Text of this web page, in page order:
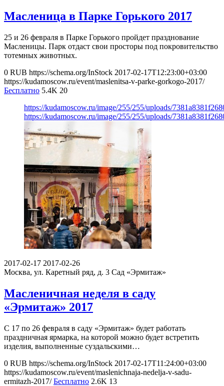
Масленица в Парке Горького 2017
25 и 26 февраля в Парке Горького пройдет празднование
Масленицы. Парк отдаст свои просторы под покровительство
тотемных животных.
0 RUB https://schema.org/InStock 2017-02-17T12:23:00+03:00
https://kudamoscow.ru/event/maslenitsa-v-parke-gorkogo-2017/
Бесплатно 5.4K 20
https://kudamoscow.ru/image/255/255/uploads/
https://kudamoscow.ru/image/255/255/uploads/
2017-02-17 2017-02-26
Москва, ул. Каретный ряд, д. 3 Сад «Эрмитаж»
Масленичная неделя в саду
«Эрмитаж» 2017
С 17 по 26 февраля в саду «Эрмитаж» будет работать
праздничная ярмарка, на которой можно будет встретить
изделия, выполненные суздальскими…
0 RUB https://schema.org/InStock 2017-02-17T11:24:00+03:00
https://kudamoscow.ru/event/maslenichnaja-nedelja-v-sadu-
ermitazh-2017/ Бесплатно 2.6K 13